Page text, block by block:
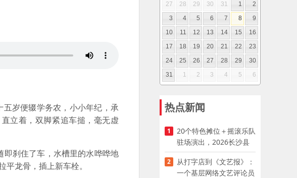
岁便辍学务农，小小年纪，承
立着，双脚紧追车搥，毫无虚
刹住了车，水槽里的水哗哗地
龙骨，插上新车栓。
27 28 29 30 31 1
2
3
4 5 6 7 8
9
10
11 12 13 14 15
16
17
18 19 20 21 22
23
24
25 26 27 28 29
30
31
1 2 3 4 5 6
热点新闻
1
20个特色摊位＋摇滚乐队
驻场演出，2026长沙县
夜市嘉年华启幕
2
从打字店到《文艺报》：
一个基层网络文艺评论员